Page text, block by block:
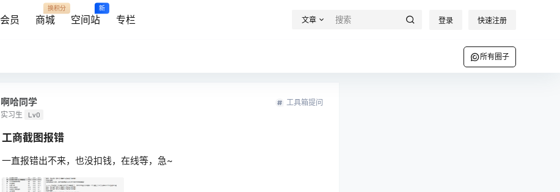
会员 商城
换积分
空间站
新
专栏 文章 登录 快速注册
所有圈子
啊哈同学
实习生 Lv0
工具箱提问
工商截图报错
一直报错出不来，也没扣钱，在线等，急~